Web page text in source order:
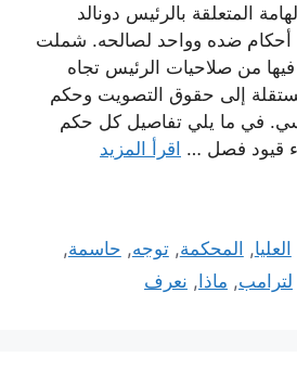
المتعلقة بالرئيس دونالد
أحكام ضده وواحد لصالحه. شملت
فيها من صلاحيات الرئيس تجاه
إلى حقوق التصويت وحكم
في ما يلي تفاصيل كل حكم
قيود فصل … اقرأ المزيد
العليا, المحكمة,توجه, حاسمة,
لترامب, ماذا, نعرف